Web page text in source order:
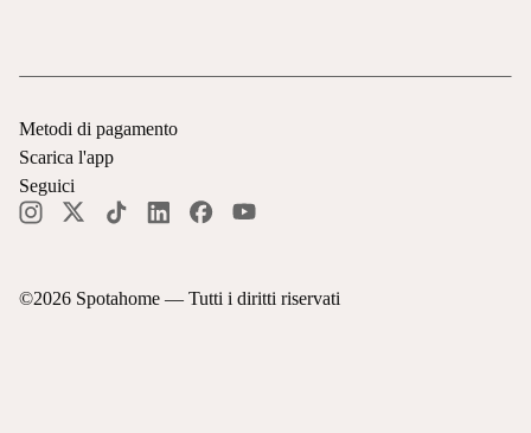
©2026 Spotahome — Tutti i diritti riservati
Metodi di pagamento
Scarica l'app
Seguici